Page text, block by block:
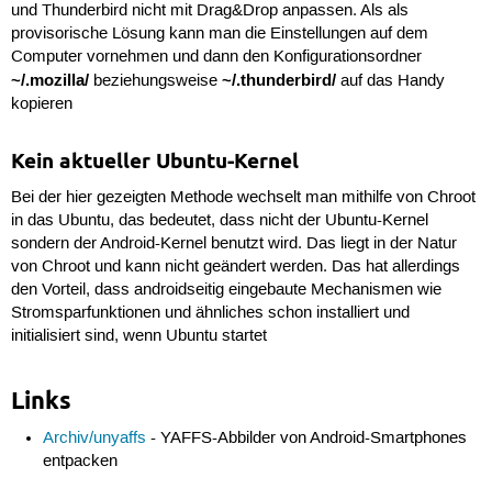
und Thunderbird nicht mit Drag&Drop anpassen. Als als
provisorische Lösung kann man die Einstellungen auf dem
Computer vornehmen und dann den Konfigurationsordner
~/.mozilla/beziehungsweise ~/.thunderbird/auf das Handy
kopieren
Kein aktueller Ubuntu-Kernel
Bei der hier gezeigten Methode wechselt man mithilfe von Chroot
in das Ubuntu, das bedeutet, dass nicht der Ubuntu-Kernel
sondern der Android-Kernel benutzt wird. Das liegt in der Natur
von Chroot und kann nicht geändert werden. Das hat allerdings
den Vorteil, dass androidseitig eingebaute Mechanismen wie
Stromsparfunktionen und ähnliches schon installiert und
initialisiert sind, wenn Ubuntu startet
Links
Archiv/unyaffs - YAFFS-Abbilder von Android-Smartphones
entpacken